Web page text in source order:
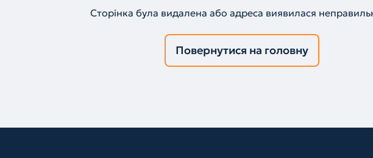
Сторінка була видалена або адреса виявилася
Повернутися на головну